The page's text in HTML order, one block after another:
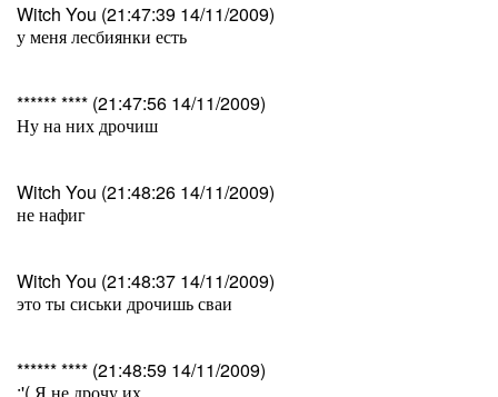
Witch You (21:47:39 14/11/2009)
у меня лесбиянки есть
****** **** (21:47:56 14/11/2009)
Ну на них дрочиш
Witch You (21:48:26 14/11/2009)
не нафиг
Witch You (21:48:37 14/11/2009)
это ты сиськи дрочишь сваи
****** **** (21:48:59 14/11/2009)